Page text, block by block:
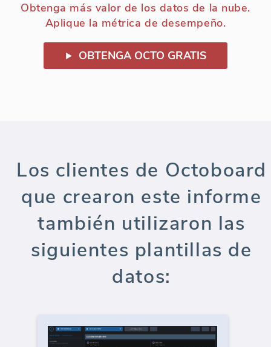
Obtenga más valor de los datos de la nube.
Aplique la métrica de desempeño.
OBTENGA OCTO GRATIS
Los clientes de Octoboard
que crearon este informe
también utilizaron las
siguientes plantillas de
datos: